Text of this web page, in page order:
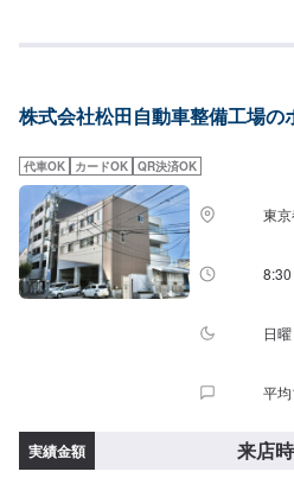
見積りをお出ししておりますが、正しい
ん！●匠の技術で、お客様のご希望を叶え
がり次第納車<代車について>自費修理、
行っております。有償でのレンタル貸出も
下さい。※代車の燃料代はお客様にご負担
業時間>定休日：月曜日営業時間：
株式会社松田自動車整備工場の
代車OK カードOK QR決済OK
東
日
平
実績金額 来店